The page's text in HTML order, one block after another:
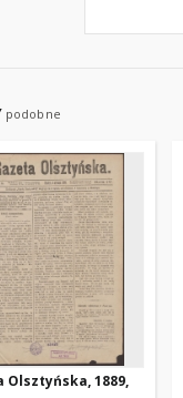
podobne
Olsztyńska, 1889,